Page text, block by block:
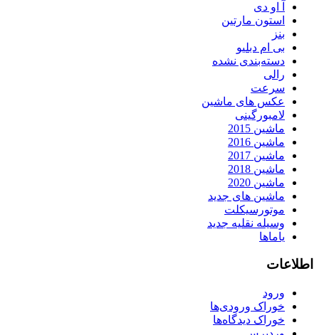
آ او دی
استون مارتین
بنز
بی ام دبلیو
دسته‌بندی نشده
رالی
سرعت
عکس های ماشین
لامبورگینی
ماشین 2015
ماشین 2016
ماشین 2017
ماشین 2018
ماشین 2020
ماشین های جدید
موتورسیکلت
وسیله نقلیه جدید
یاماها
اطلاعات
ورود
خوراک ورودی‌ها
خوراک دیدگاه‌ها